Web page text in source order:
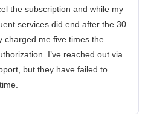
the subscription and while my
services did end after the 30
charged me five times the
I’ve reached out via
but they have failed to